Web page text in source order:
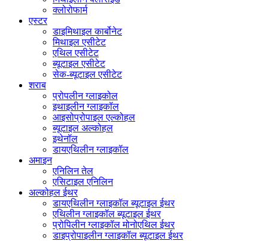
क्लोरोफार्म
एस्टर
डाइमिथाइल कार्बोनेट
मिथाइल एसीटेट
एथिल एसीटेट
ब्यूटाइल एसीटेट
सेक-ब्यूटाइल एसीटेट
शराब
प्रोपलीन ग्लाइकोल
इथाइलीन ग्लाइकॉल
आइसोप्रोपाइल एल्कोहल
ब्यूटाइल अल्कोहल
इथेनॉल
डायएथिलीन ग्लाइकॉल
अमाइन
एनिलिन तेल
एसिटाइल एनिलिन
अल्कोहल ईथर
डायएथिलीन ग्लाइकॉल ब्यूटाइल ईथर
एथिलीन ग्लाइकॉल ब्यूटाइल ईथर
प्रोपिलीन ग्लाइकॉल मोनोएथिल ईथर
डाइप्रोपाइलीन ग्लाइकॉल ब्यूटाइल ईथर